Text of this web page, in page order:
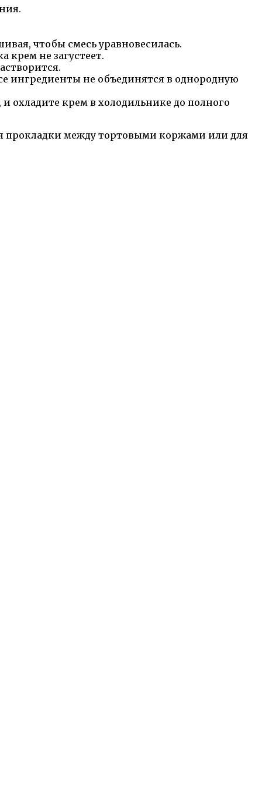
чтобы смесь уравновесилась.
крем не загустеет.
ингредиенты не объединятся в однородную
охладите крем в холодильнике до полного
прокладки между тортовыми коржами или для